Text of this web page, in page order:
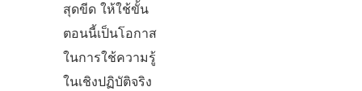
สุดขีด ให้ใช้ขั้น
ตอนนี้เป็นโอกาส
ในการใช้ความรู้
ในเชิงปฏิบัติจริง